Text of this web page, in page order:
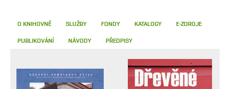
O KNIHOVNĚ SLUŽBY FONDY KATALOGY E-ZDROJE
PUBLIKOVÁNÍ NÁVODY PŘEDPISY